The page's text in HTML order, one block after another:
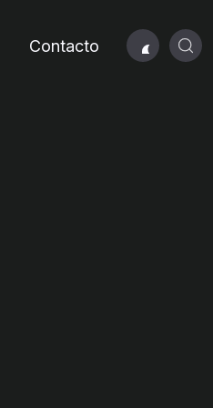
Contacto